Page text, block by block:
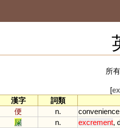
所
[
漢字
詞類
便
n. convenience
屎
n. excrement,